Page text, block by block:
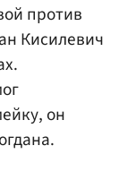
против
Кисилевич
он